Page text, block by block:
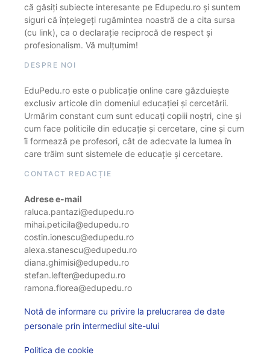
că găsiți subiecte interesante pe Edupedu.ro și suntem
siguri că înțelegeți rugămintea noastră de a cita sursa
(cu link), ca o declarație reciprocă de respect și
profesionalism. Vă mulțumim!
DESPRE NOI
EduPedu.ro este o publicație online care găzduiește
exclusiv articole din domeniul educației și cercetării.
Urmărim constant cum sunt educați copiii noștri, cine și
cum face politicile din educație și cercetare, cine și cum
îi formează pe profesori, cât de adecvate la lumea în
care trăim sunt sistemele de educație și cercetare.
CONTACT REDACȚIE
Adrese e-mail
raluca.pantazi@edupedu.ro
mihai.peticila@edupedu.ro
costin.ionescu@edupedu.ro
alexa.stanescu@edupedu.ro
diana.ghimisi@edupedu.ro
stefan.lefter@edupedu.ro
ramona.florea@edupedu.ro
Notă de informare cu privire la prelucrarea de date
personale prin intermediul site-ului
Politica de cookie